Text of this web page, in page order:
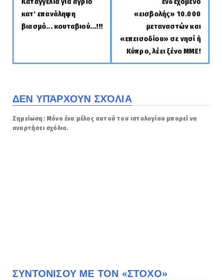
κατ' επανάληψη
βιασμό... κουταβιού...!!!
«εισβολής» 10.000
μεταναστών και
«επεισοδίου» σε νησί ή
Κύπρο, λέει ξένο ΜΜΕ!
ΔΕΝ ΥΠΆΡΧΟΥΝ ΣΧΌΛΙΑ
Σημείωση: Μόνο ένα μέλος αυτού του ιστολογίου μπορεί να
αναρτήσει σχόλιο.
ΣΥΝΤΟΝΙΣΟΥ ΜΕ ΤΟΝ «ΣΤΟΧΟ»